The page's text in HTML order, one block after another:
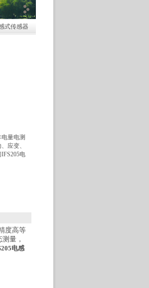
式传感器
量电测
应变、
电
度高等
量，
电感